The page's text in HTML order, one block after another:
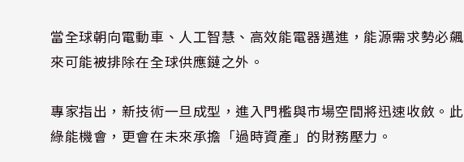
當全球朝向電動車、人工智慧、高效能電器邁進，能源需求勢必
來可能被排除在全球供應鏈之外。
專家指出，新技術一旦成型，進入門檻與市場空間將迅速收斂。
綠能機會，更會在未來承擔「過時資產」的財務壓力。